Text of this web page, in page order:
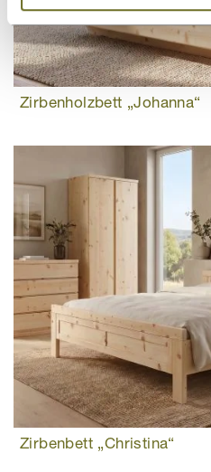
Zirbenholzbett „Johanna“
Zirbenbett „Christina“